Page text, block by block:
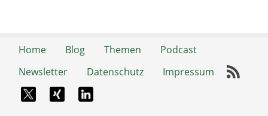
Home Blog Themen
Podcast
Newsletter
Datenschutz Impressum
X-TwitterXing